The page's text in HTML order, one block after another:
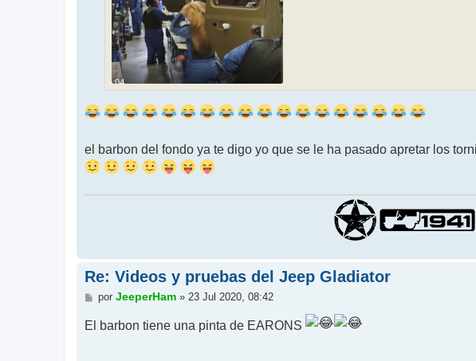
el barbon del fondo ya te digo yo que se le ha pasado apretar los
Re: Videos y pruebas del Jeep Gladiator
M
n
s
por JeeperHam» 23 Jul 2020, 08:42
El barbon tiene una pinta de EARONS